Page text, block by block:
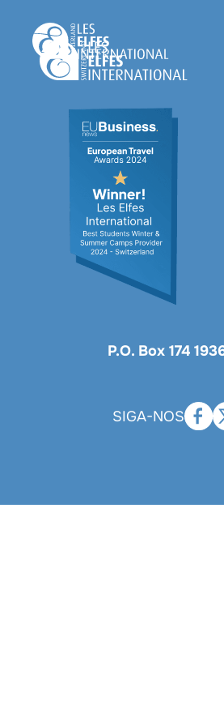
content
P.O. Box 174
SIGA-NOS